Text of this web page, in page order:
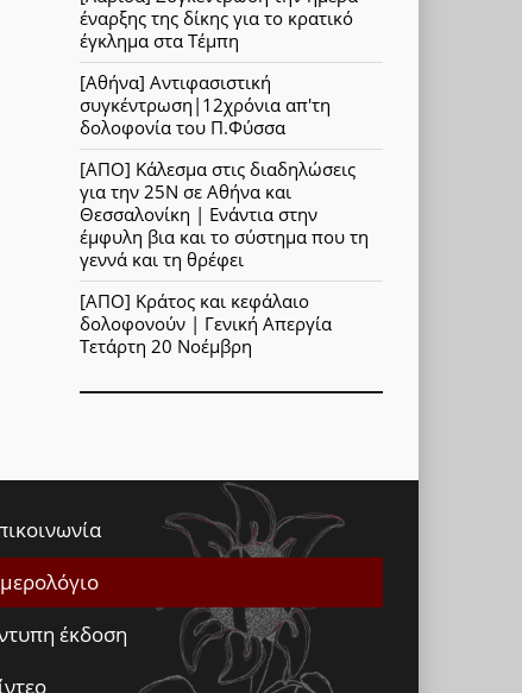
έναρξης της δίκης για το κρατικό
έγκλημα στα Τέμπη
[Αθήνα] Αντιφασιστική
συγκέντρωση|12χρόνια απ'τη
δολοφονία του Π.Φύσσα
[ΑΠΟ] Κάλεσμα στις διαδηλώσεις
για την 25Ν σε Αθήνα και
Θεσσαλονίκη | Ενάντια στην
έμφυλη βια και το σύστημα που τη
γεννά και τη θρέφει
[ΑΠΟ] Κράτος και κεφάλαιο
δολοφονούν | Γενική Απεργία
Τετάρτη 20 Νοέμβρη
έκδοση